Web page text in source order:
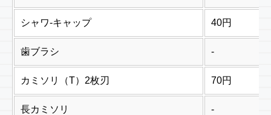
シャワ-キャップ 40円
歯ブラシ -
カミソリ（T）2枚刃 70円
長カミソリ -